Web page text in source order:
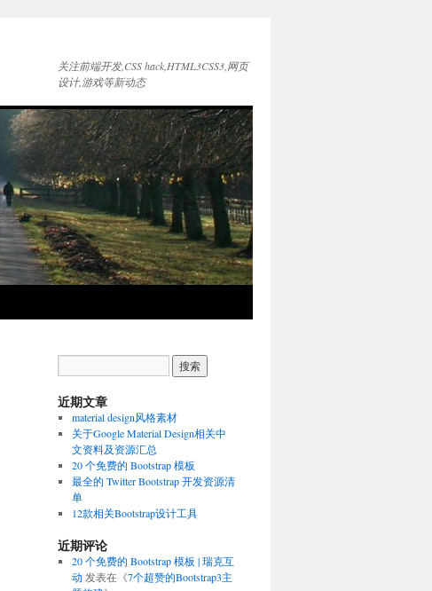
关注前端开发,CSS hack,HTML3CSS3,网页
设计,游戏等新动态
近期文章
material design风格素材
关于Google Material Design相关中
文资料及资源汇总
20 个免费的 Bootstrap 模板
最全的 Twitter Bootstrap 开发资源清
单
12款相关Bootstrap设计工具
近期评论
20 个免费的 Bootstrap 模板 | 瑞克互
动 发表在《7个超赞的Bootstrap3主